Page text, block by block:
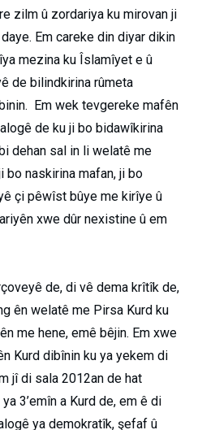
zilm û zordariya ku mirovan ji
Em careke din diyar dikin
mezina ku Îslamîyet e û
de bilindkirina rûmeta
Em wek tevgereke mafên
de ku ji bo bidawîkirina
dehan sal in li welatê me
naskirina mafan, ji bo
çi pêwîst bûye me kirîye û
xwe dûr nexistine û em
de, di vê dema krîtîk de,
ên welatê me Pirsa Kurd ku
me hene, emê bêjin. Em xwe
Kurd dibînin ku ya yekem di
jî di sala 2012an de hat
3’emîn a Kurd de, em ê di
ya demokratîk, şefaf û